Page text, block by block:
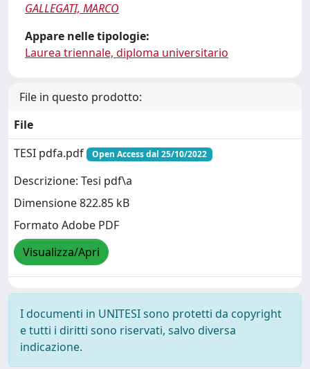
GALLEGATI, MARCO
Appare nelle tipologie:
Laurea triennale, diploma universitario
File in questo prodotto:
File
TESI pdfa.pdf
Open Access dal 25/10/2022
Descrizione: Tesi pdf\a
Dimensione 822.85 kB
Formato Adobe PDF
Visualizza/Apri
I documenti in UNITESI sono protetti da copyright
e tutti i diritti sono riservati, salvo diversa
indicazione.